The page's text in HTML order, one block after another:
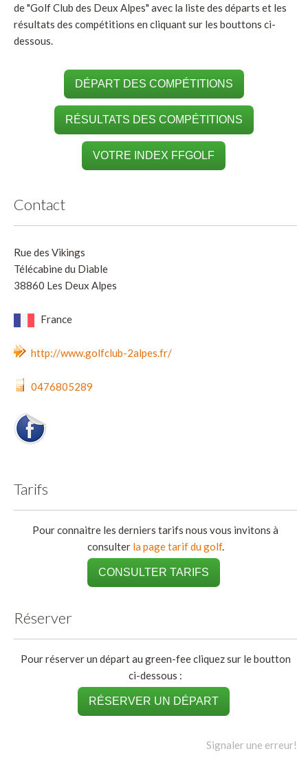
de "Golf Club des Deux Alpes" avec la liste des départs et les
résultats des compétitions en cliquant sur les bouttons ci-
dessous.
DÉPART DES COMPÉTITIONS
RÉSULTATS DES COMPÉTITIONS
VOTRE INDEX FFGOLF
Contact
Rue des Vikings
Télécabine du Diable
38860 Les Deux Alpes
France
http://www.golfclub-2alpes.fr/
0476805289
Tarifs
Pour connaitre les derniers tarifs nous vous invitons à
consulter la page tarif du golf.
CONSULTER TARIFS
Réserver
Pour réserver un départ au green-fee cliquez sur le boutton
ci-dessous :
RÉSERVER UN DÉPART
Signaler une erreur!